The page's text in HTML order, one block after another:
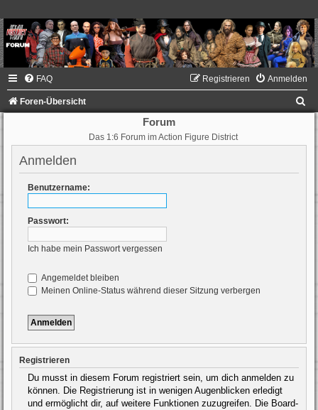
FAQ Anmelden
Registrieren
Foren-Übersicht
Forum
Das 1:6 Forum im Action Figure District
Anmelden
Benutzername:
Passwort:
Ich habe mein Passwort vergessen
Angemeldet bleiben
Meinen Online-Status während dieser Sitzung verbergen
Registrieren
Du musst in diesem Forum registriert sein, um dich anmelden zu
können. Die Registrierung ist in wenigen Augenblicken erledigt
und ermöglicht dir, auf weitere Funktionen zuzugreifen. Die Board-